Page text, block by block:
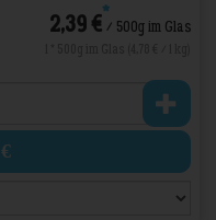
2,39 €*/ 500g im Glas
€